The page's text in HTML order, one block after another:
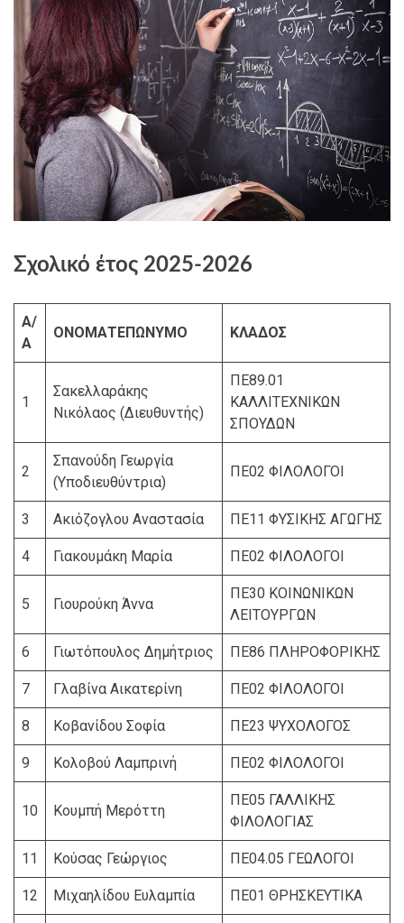
Σχολικό έτος 2025-2026
Α/
Α
ΟΝΟΜΑΤΕΠΩΝΥΜΟ ΚΛΑΔΟΣ
1
Σακελλαράκης
Νικόλαος (Διευθυντής)
ΠΕ89.01
ΚΑΛΛΙΤΕΧΝΙΚΩΝ
ΣΠΟΥΔΩΝ
2
Σπανούδη Γεωργία
(Υποδιευθύντρια)
ΠΕ02 ΦΙΛΟΛΟΓΟΙ
3 Ακιόζογλου Αναστασία ΠΕ11 ΦΥΣΙΚΗΣ ΑΓΩΓΗΣ
4 Γιακουμάκη Μαρία ΠΕ02 ΦΙΛΟΛΟΓΟΙ
5 Γιουρούκη Άννα
ΠΕ30 ΚΟΙΝΩΝΙΚΩΝ
ΛΕΙΤΟΥΡΓΩΝ
6 Γιωτόπουλος Δημήτριος ΠΕ86 ΠΛΗΡΟΦΟΡΙΚΗΣ
7 Γλαβίνα Αικατερίνη ΠΕ02 ΦΙΛΟΛΟΓΟΙ
8 Κοβανίδου Σοφία ΠΕ23 ΨΥΧΟΛΟΓΟΣ
9 Κολοβού Λαμπρινή ΠΕ02 ΦΙΛΟΛΟΓΟΙ
10 Κουμπή Μερόττη
ΠΕ05 ΓΑΛΛΙΚΗΣ
ΦΙΛΟΛΟΓΙΑΣ
11 Κούσας Γεώργιος ΠΕ04.05 ΓΕΩΛΟΓΟΙ
12 Μιχαηλίδου Ευλαμπία ΠΕ01 ΘΡΗΣΚΕΥΤΙΚΑ